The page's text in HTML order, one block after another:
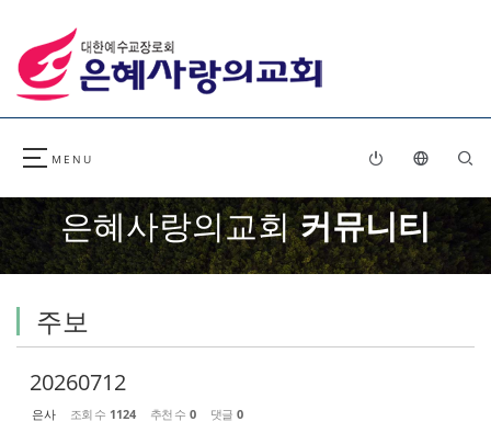
은혜사랑의교회커뮤니티
주보
20260712
은사 조회 수 1124 추천 수 0 댓글 0